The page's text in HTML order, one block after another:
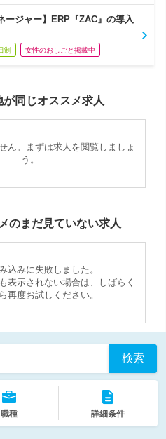
ージャー】ERP『ZAC』の導入
制 女性のおしごと掲載中
同じオススメ求人
ん。まずは求人を閲覧しましょ
う。
のまだ見ていない求人
込みに失敗しました。
表示されない場合は、しばらく
再度お試しください。
検索
職種 詳細条件